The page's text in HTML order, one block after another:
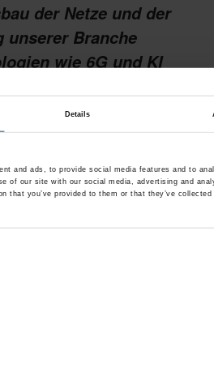
Details
and ads, to provide social media features and to
of our site with our social media, advertising and
that you’ve provided to them or that they’ve
der Netze und der
unserer Branche
wie 6G und KI
Schutz der
wie vom Aufbau
Abrasionsschutz
Detail
aber für die
einer langfristigen